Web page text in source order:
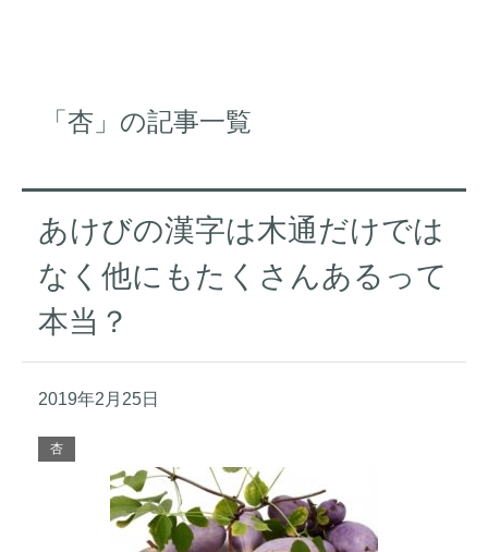
「杏」の記事一覧
あけびの漢字は木通だけでは
なく他にもたくさんあるって
本当？
2019年2月25日
杏